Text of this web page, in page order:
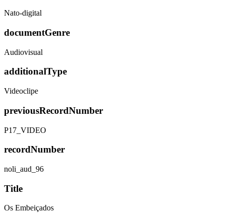
Nato-digital
documentGenre
Audiovisual
additionalType
Videoclipe
previousRecordNumber
P17_VIDEO
recordNumber
noli_aud_96
Title
Os Embeiçados